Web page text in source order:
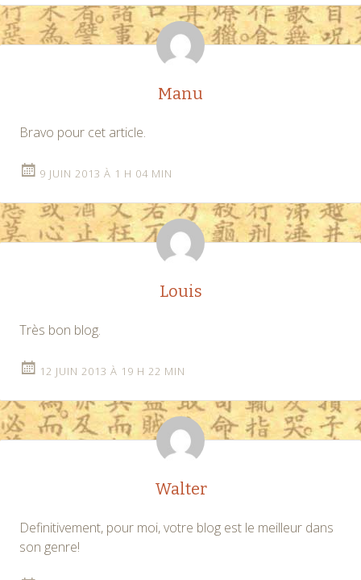
Manu
Bravo pour cet article.
9 JUIN 2013 À 1 H 04 MIN
Louis
Très bon blog.
12 JUIN 2013 À 19 H 22 MIN
Walter
Definitivement, pour moi, votre blog est le meilleur dans
son genre!